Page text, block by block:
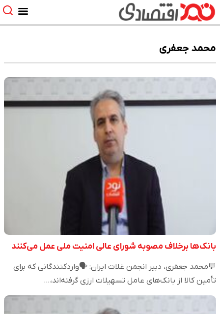
محمد جعفری
بانک‌ها برخلاف مصوبه شورای عالی امنیت ملی عمل می‌کنند
💬محمد جعفری، دبیر انجمن غلات ایران: 🗣️واردکنندگانی که برای
تأمین کالا از بانک‌های عامل تسهیلات ارزی گرفته‌اند،…